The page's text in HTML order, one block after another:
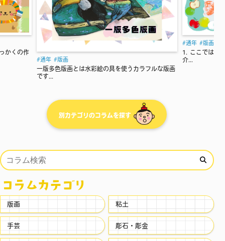
は水彩絵の具を使うカラフルな版画
通年
1. ここでは色々なスタンプを作って楽しむ
別カテゴリのコラムを探す
コラムカテゴリ
版画 粘土
手芸 彫石・彫金